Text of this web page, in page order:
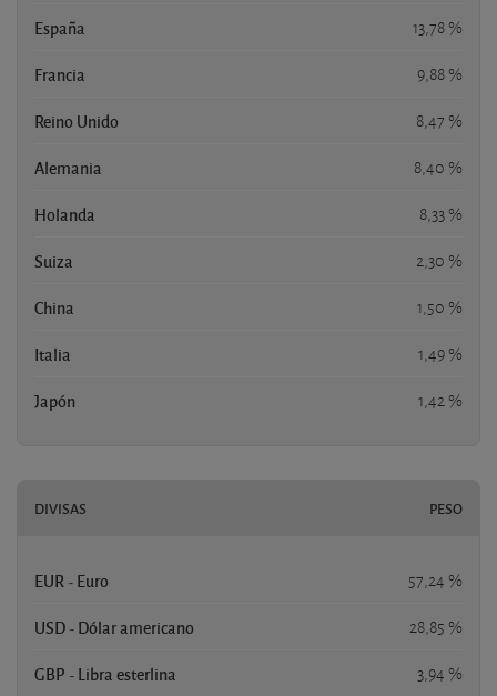
España 13,78 %
Francia 9,88 %
Reino Unido 8,47 %
Alemania 8,40 %
Holanda 8,33 %
Suiza 2,30 %
China 1,50 %
Italia 1,49 %
Japón 1,42 %
DIVISAS PESO
EUR - Euro 57,24 %
USD - Dólar americano 28,85 %
GBP - Libra esterlina 3,94 %